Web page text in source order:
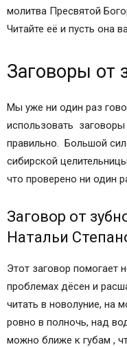
молитва Пресвятой
Читайте её и пусть она
Заговоры от
Мы уже ни один раз
использовать заговоры
правильно. Большой
сибирской
что проверено ни один
Заговор от
Натальи
Этот заговор помогает
проблемах дёсен и
читать в новолуние,
ровно в полночь, над
можно ближе к губам ,